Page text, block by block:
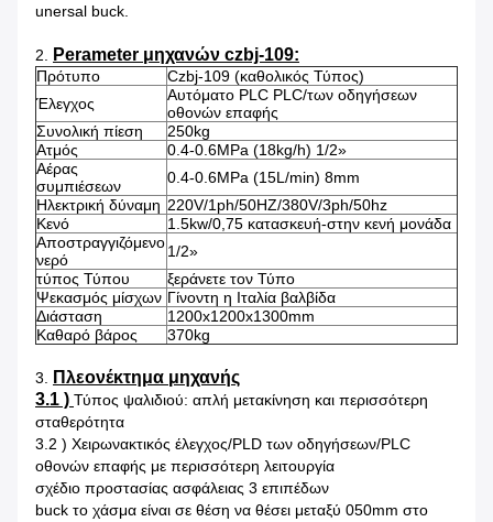
unersal buck.
2. Perameter μηχανών czbj-109:
Πρότυπο
Czbj-109 (καθολικός Τύπος)
Έλεγχος
Αυτόματο PLC PLC/των οδηγήσεων
οθονών επαφής
Συνολική πίεση
250kg
Ατμός
0.4-0.6MPa (18kg/h) 1/2»
Αέρας
συμπιέσεων
0.4-0.6MPa (15L/min) 8mm
Ηλεκτρική δύναμη 220V/1ph/50HZ/380V/3ph/50hz
Κενό
1.5kw/0,75 κατασκευή-στην κενή μονάδα
Αποστραγγιζόμενο
νερό
1/2»
τύπος Τύπου
ξεράνετε τον Τύπο
Ψεκασμός μίσχων Γίνοντη η Ιταλία βαλβίδα
Διάσταση
1200x1200x1300mm
Καθαρό βάρος
370kg
3. Πλεονέκτημα μηχανής
3.1 ) Τύπος ψαλιδιού: απλή μετακίνηση και περισσότερη
σταθερότητα
3.2 ) Χειρωνακτικός έλεγχος/PLD των οδηγήσεων/PLC
οθονών επαφής με περισσότερη λειτουργία
σχέδιο προστασίας ασφάλειας 3 επιπέδων
buck το χάσμα είναι σε θέση να θέσει μεταξύ 050mm στο